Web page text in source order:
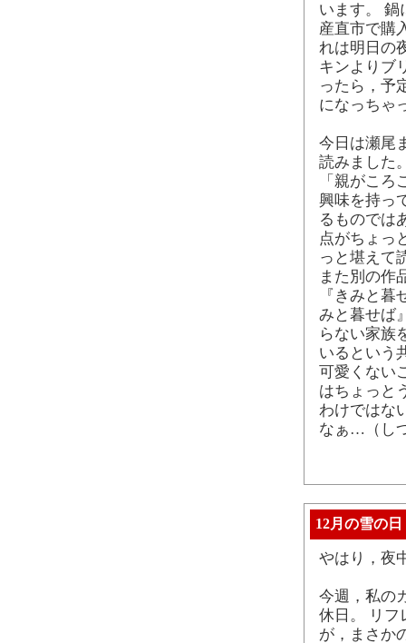
います。 鍋
産直市で購
れは明日の
キンよりブ
ったら，予
になっちゃ
今日は瀬尾
読みました
「親がこ
興味を持っ
るものでは
点がちょっ
っと堪えて
また別の作
『きみと
みと暮せば
らない家族
いるという
可愛くない
はちょっと
わけではな
なぁ…（し
12月の雪の日
やはり，夜
今週，私の
休日。 リフ
が，まさか